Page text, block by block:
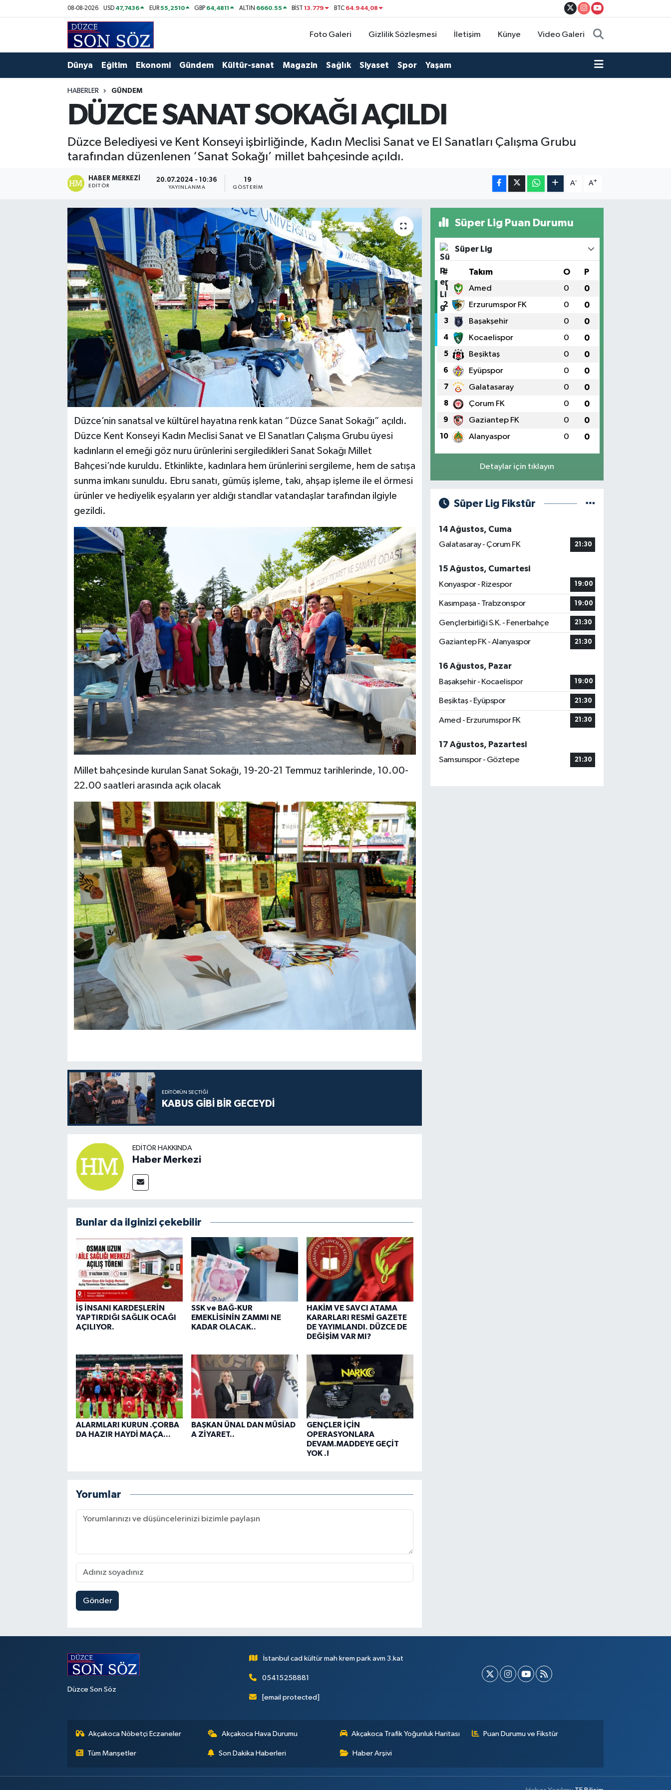
08-08-2026 USD 47,7436 EUR55,2510 GBP 64,4811 ALTIN 6660.55 BİST13.779 BTC 64.944,08
Foto Galeri Gizlilik Sözleşmesi İletişim Künye Video Galeri
Dünya Eğitim Ekonomi Gündem Kültür-sanat Magazin Sağlık Siyaset Spor Yaşam
HABERLER GÜNDEM
DÜZCE SANAT SOKAĞI AÇILDI
Düzce Belediyesi ve Kent Konseyi işbirliğinde, Kadın Meclisi Sanat ve El Sanatları Çalışma Grubu
tarafından düzenlenen ‘Sanat Sokağı’ millet bahçesinde açıldı.
HABER MERKEZI
EDITÖR
20.07.2024 - 10:36
YAYINLANMA
19
GÖSTERIM
A- A+
Düzce’nin sanatsal ve kültürel hayatına renk katan “Düzce Sanat Sokağı” açıldı.
Düzce Kent Konseyi Kadın Meclisi Sanat ve El Sanatları Çalışma Grubu üyesi
kadınların el emeği göz nuru ürünlerini sergiledikleri Sanat Sokağı Millet
Bahçesi’nde kuruldu. Etkinlikte, kadınlara hem ürünlerini sergileme, hem de satışa
sunma imkanı sunuldu. Ebru sanatı, gümüş işleme, takı, ahşap işleme ile el örmesi
ürünler ve hediyelik eşyaların yer aldığı standlar vatandaşlar tarafından ilgiyle
gezildi.
Millet bahçesinde kurulan Sanat Sokağı, 19-20-21 Temmuz tarihlerinde, 10.00-
22.00 saatleri arasında açık olacak
EDITÖRÜN SEÇTIĞI
KABUS GİBİ BİR GECEYDİ
EDITÖR HAKKINDA
Haber Merkezi
Bunlar da ilginizi çekebilir
İŞ İNSANI KARDEŞLERİN
YAPTIRDIĞI SAĞLIK OCAĞI
AÇILIYOR.
SSK ve BAĞ-KUR
EMEKLİSİNİN ZAMMI NE
KADAR OLACAK..
HAKİM VE SAVCI ATAMA
KARARLARI RESMİ GAZETE
DE YAYIMLANDI. DÜZCE DE
DEĞİŞİM VAR MI?
ALARMLARI KURUN .ÇORBA
DA HAZIR HAYDİ MAÇA...
BAŞKAN ÜNAL DAN MÜSİAD
A ZİYARET..
GENÇLER İÇİN
OPERASYONLARA
DEVAM.MADDEYE GEÇİT
YOK .!
Yorumlar
Gönder
Süper Lig Puan Durumu
Süper Lig
# Takım O P
1 Amed 0 0
2 Erzurumspor FK 0 0
3 Başakşehir 0 0
4 Kocaelispor 0 0
5 Beşiktaş 0 0
6 Eyüpspor 0 0
7 Galatasaray 0 0
8 Çorum FK 0 0
9 Gaziantep FK 0 0
10 Alanyaspor 0 0
Detaylar için tıklayın
Süper Lig Fikstür
14 Ağustos, Cuma
Galatasaray - Çorum FK
21:30
15 Ağustos, Cumartesi
Konyaspor - Rizespor
19:00
Kasımpaşa - Trabzonspor 19:00
Gençlerbirliği S.K. - Fenerbahçe 21:30
Gaziantep FK - Alanyaspor 21:30
16 Ağustos, Pazar
Başakşehir - Kocaelispor
19:00
Beşiktaş - Eyüpspor 21:30
Amed - Erzurumspor FK 21:30
17 Ağustos, Pazartesi
Samsunspor - Göztepe
21:30
Düzce Son Söz
İstanbul cad kültür mah krem park avm 3.kat
05415258881
[email protected]
Akçakoca Nöbetçi Eczaneler Akçakoca Hava Durumu Akçakoca Trafik Yoğunluk Haritası Puan Durumu ve Fikstür
Tüm Manşetler Son Dakika Haberleri Haber Arşivi
Gizlilik Sözleşmesi
Video Galeri
Akçakoca Nöbetçi Eczaneler
Akçakoca Hava Durumu
Akçakoca Trafik Yoğunluk Haritası
Süper Lig Puan Durumu ve Fikstür
Tüm Manşetler
Haber Arşivi